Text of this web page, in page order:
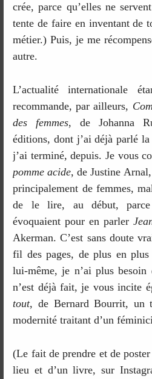
crée, parce qu’elles ne
tente de faire en inventant de
métier.) Puis, je me
autre.
L’actualité internationale
recommande, par ailleurs,
des femmes, de Johanna
éditions, dont j’ai déjà parlé
j’ai terminé, depuis. Je vous
pomme acide, de Justine
principalement de femmes,
de le lire, au début, parce
évoquaient pour en parler
Akerman. C’est sans doute
fil des pages, de plus en
lui-même, je n’ai plus
n’est déjà fait, je vous incite
tout, de Bernard Bourrit, un
modernité traitant d’un
(Le fait de prendre et de
lieu et d’un livre, sur